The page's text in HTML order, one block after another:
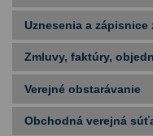
Uznesenia a
Zmluvy, faktúry,
Verejné obstarávanie
Obchodná verejná